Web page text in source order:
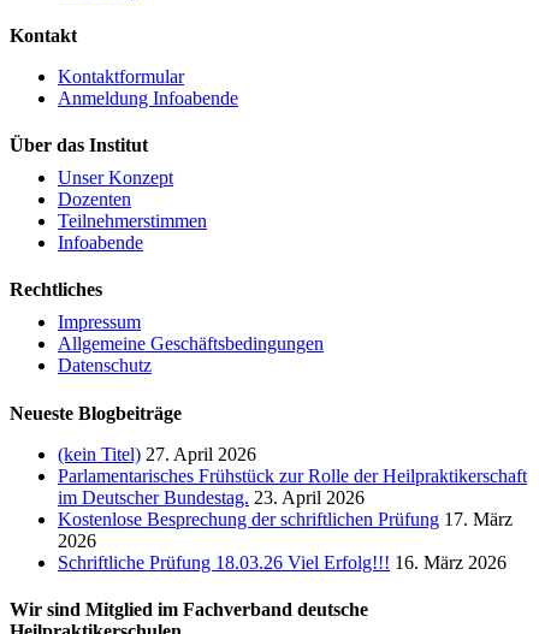
Kontakt
Kontaktformular
Anmeldung Infoabende
Über das Institut
Unser Konzept
Dozenten
Teilnehmerstimmen
Infoabende
Rechtliches
Impressum
Allgemeine Geschäftsbedingungen
Datenschutz
Neueste Blogbeiträge
(kein Titel) 27. April 2026
Parlamentarisches Frühstück zur Rolle der Heilpraktikerschaft
im Deutscher Bundestag. 23. April 2026
Kostenlose Besprechung der schriftlichen Prüfung 17. März
2026
Schriftliche Prüfung 18.03.26 Viel Erfolg!!! 16. März 2026
Wir sind Mitglied im Fachverband deutsche